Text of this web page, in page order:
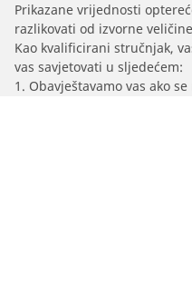
Prikazane vrijednosti
razlikovati od izvorne
Kao kvalificirani stručnjak,
vas savjetovati u sljedećem:
1. Obavještavamo vas ako